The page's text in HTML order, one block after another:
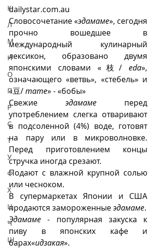
К
Л
М
Н
О
П
Р
С
Т
У
Ф
Х
Ц
Ч
Ш
dailystar.com.au
Словосочетание «эдамаме», сегодня
прочно вошедшее в
международный кулинарный
лексикон, образовано двумя
японскими словами «枝/ eda»,
означающего «ветвь», «стебель» и
«豆/ mame» - «бобы»
Свежие эдамаме перед
употреблением слегка отваривают
в подсоленной (4%) воде, готовят
на пару или в микроволновке.
Перед приготовлением концы
стручка иногда срезают.
Подают с влажной крупной солью
или чесноком.
В супермаркетах Японии и США
продаются замороженные эдамаме
Эдамаме - популярная закуска к
пиву в японских кафе и
барах«идзакая».